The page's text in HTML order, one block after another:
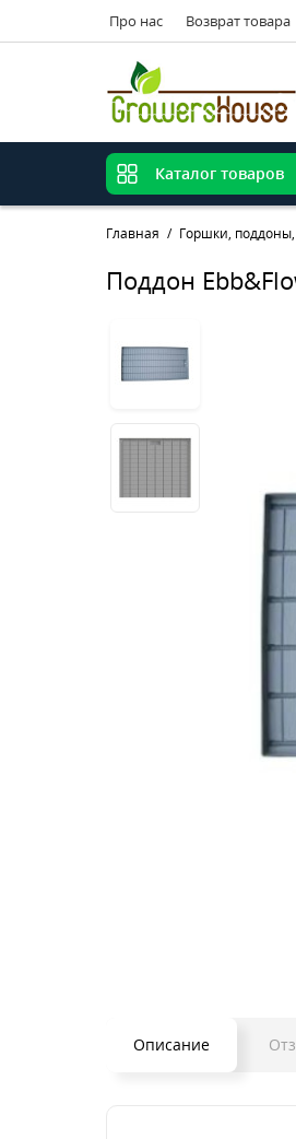
Про нас Возврат товара
Каталог товаров
Главная Горшки,
Поддон
Описание